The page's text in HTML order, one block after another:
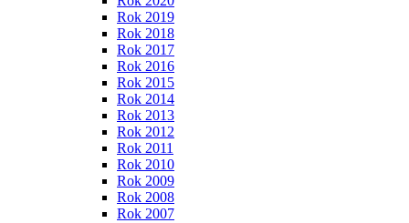
Rok 2019
Rok 2018
Rok 2017
Rok 2016
Rok 2015
Rok 2014
Rok 2013
Rok 2012
Rok 2011
Rok 2010
Rok 2009
Rok 2008
Rok 2007